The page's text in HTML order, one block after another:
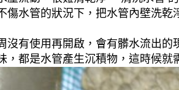
傷水管的狀況下，把水管內壁洗乾
沒有使用再開啟，會有髒水流出
，都是水管產生沉積物，這時候就